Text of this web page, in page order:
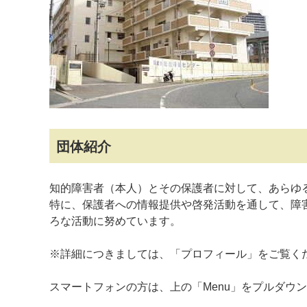
団体紹介
知的障害者（本人）とその保護者に対して、あら
特に、保護者への情報提供や啓発活動を通して、
ろな活動に努めています。
※詳細につきましては、「プロフィール」をご覧く
スマートフォンの方は、上の「Menu」をプルダウ
マイメディア検索